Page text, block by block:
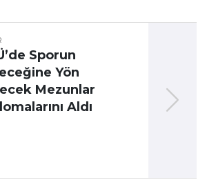
Sporun
Yön
Mezunlar
Aldı